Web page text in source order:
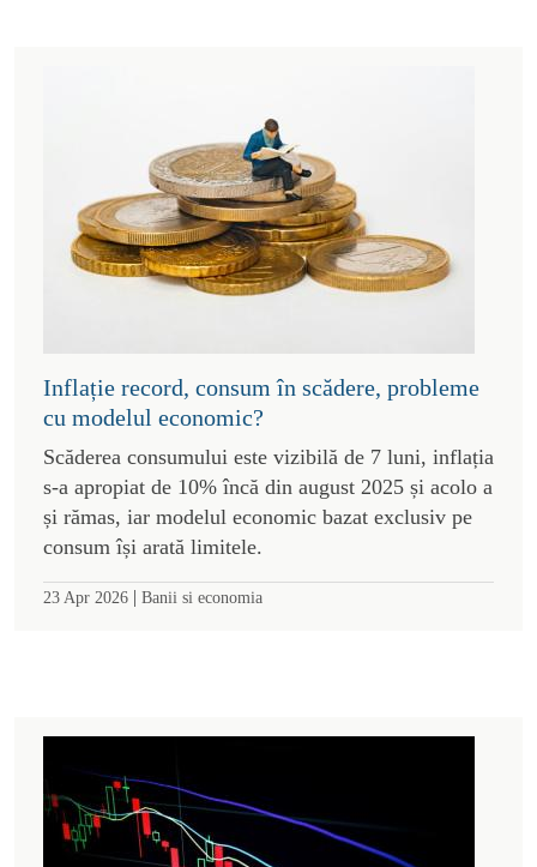
Inflație record, consum în scădere, probleme
cu modelul economic?
Scăderea consumului este vizibilă de 7 luni, inflația
s-a apropiat de 10% încă din august 2025 și acolo a
și rămas, iar modelul economic bazat exclusiv pe
consum își arată limitele.
23 Apr 2026 | Banii si economia